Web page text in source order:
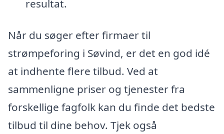
resultat.
Når du søger efter firmaer til
strømpeforing i Søvind, er det en god idé
at indhente flere tilbud. Ved at
sammenligne priser og tjenester fra
forskellige fagfolk kan du finde det bedste
tilbud til dine behov. Tjek også